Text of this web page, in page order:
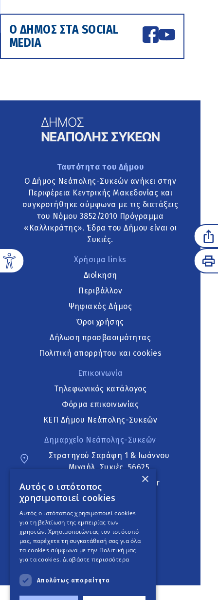
Ο ΔΗΜΟΣ ΣΤΑ SOCIAL
MEDIA
Ταυτότητα του Δήμου
Ο Δήμος Νεάπολης-Συκεών ανήκει στην
Περιφέρεια Κεντρικής Μακεδονίας και
συγκροτήθηκε σύμφωνα με τις διατάξεις
του Νόμου 3852/2010 Πρόγραμμα
«Καλλικράτης». Έδρα του Δήμου είναι οι
Συκιές.
Χρήσιμα links
Διοίκηση
Περιβάλλον
Ψηφιακός Δήμος
Όροι χρήσης
Δήλωση προσβασιμότητας
Πολιτική απορρήτου και cookies
Επικοινωνία
Τηλεφωνικός κατάλογος
Φόρμα επικοινωνίας
ΚΕΠ Δήμου Νεάπολης-Συκεών
Δημαρχείο Νεάπολης-Συκεών
Στρατηγού Σαράφη 1 & Ιωάννου
Μιχαήλ, Συκιές, 56625
neapoli.sykies@ddt.gov.gr
Ακολουθήστε
English Version
An project
×
Αυτός ο ιστότοπος
χρησιμοποιεί cookies
Αυτός ο ιστότοπος χρησιμοποιεί cookies
για τη βελτίωση της εμπειρίας των
χρηστών. Χρησιμοποιώντας τον ιστότοπό
μας, παρέχετε τη συγκατάθεσή σας για όλα
τα cookies σύμφωνα με την Πολιτική μας
για τα cookies. Διαβάστε περισσότερα
Απολύτως απαραίτητα